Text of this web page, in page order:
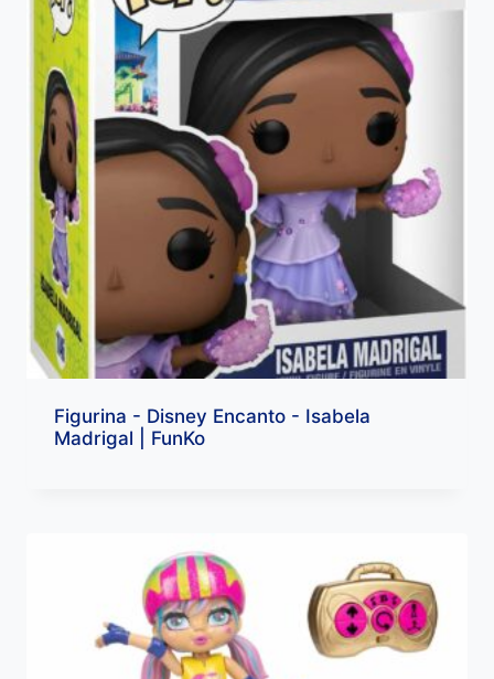
Figurina - Disney Encanto - Isabela
Madrigal | FunKo